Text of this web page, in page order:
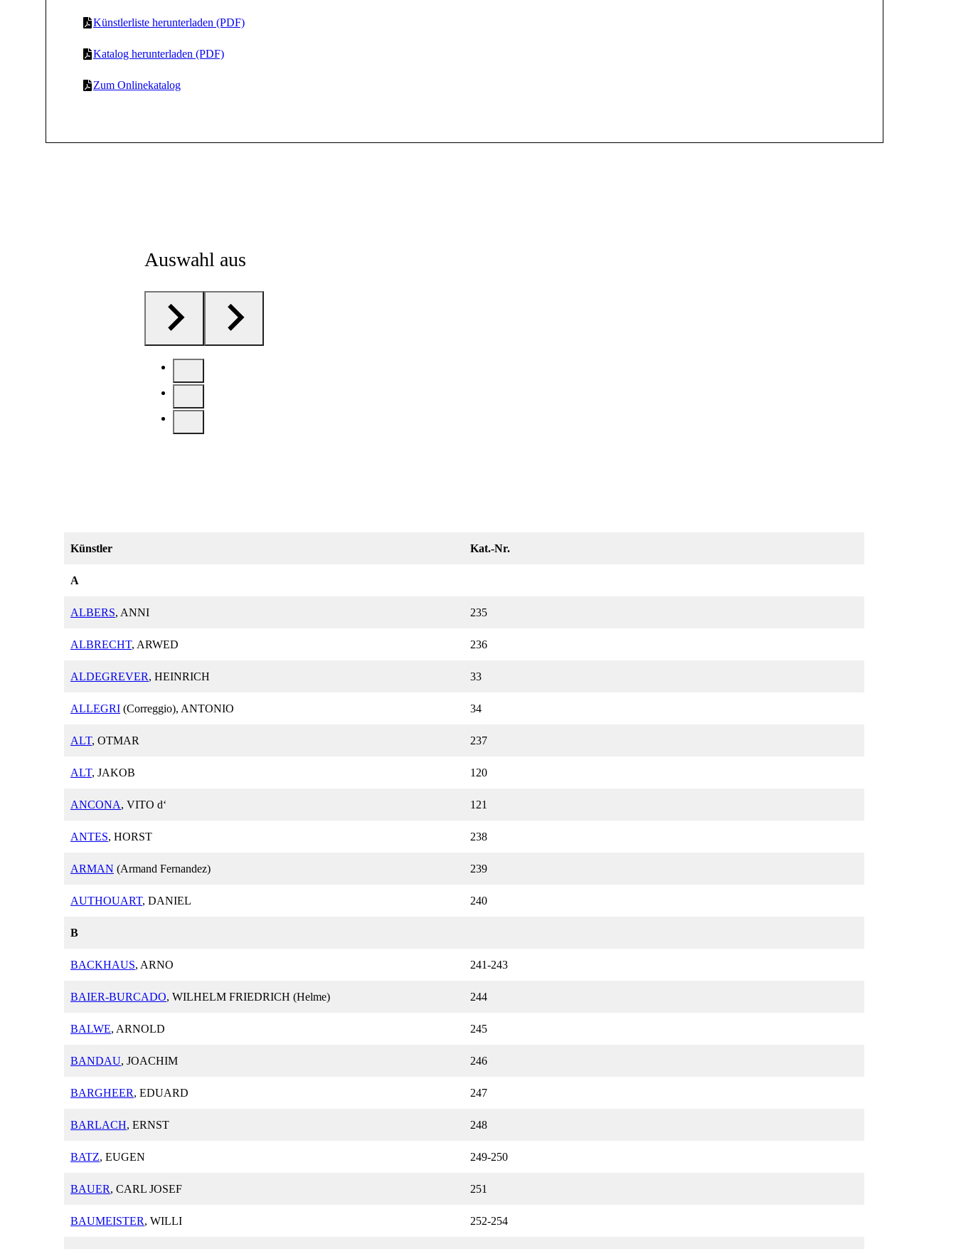
Künstlerliste herunterladen (PDF)
Katalog herunterladen (PDF)
Zum Onlinekatalog
Auswahl aus
Künstler Kat.-Nr.
A
ALBERS, ANNI 235
ALBRECHT, ARWED 236
ALDEGREVER, HEINRICH 33
ALLEGRI (Correggio), ANTONIO 34
ALT, OTMAR 237
ALT, JAKOB 120
ANCONA, VITO d‘ 121
ANTES, HORST 238
ARMAN (Armand Fernandez) 239
AUTHOUART, DANIEL 240
B
BACKHAUS, ARNO 241-243
BAIER-BURCADO, WILHELM FRIEDRICH (Helme) 244
BALWE, ARNOLD 245
BANDAU, JOACHIM 246
BARGHEER, EDUARD 247
BARLACH, ERNST 248
BATZ, EUGEN 249-250
BAUER, CARL JOSEF 251
BAUMEISTER, WILLI 252-254